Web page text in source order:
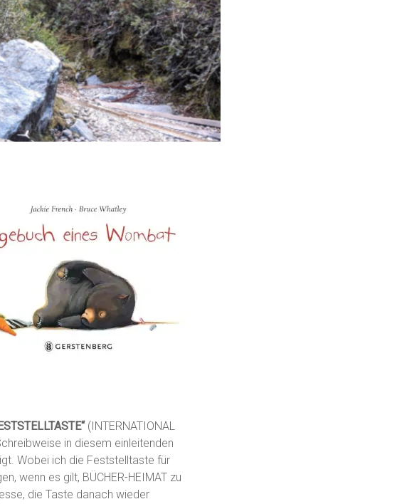
(INTERNATIONAL
in diesem einleitenden
Wobei ich die Feststelltaste für
wenn es gilt, BÜCHER-HEIMAT zu
die Taste danach wieder